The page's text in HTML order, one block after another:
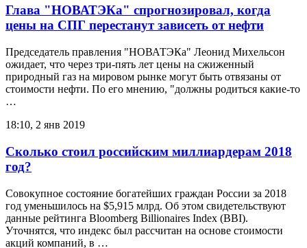
Глава "НОВАТЭКа" спрогнозировал, когда
цены на СПГ перестанут зависеть от нефти
Председатель правления "НОВАТЭКа" Леонид Михельсон
ожидает, что через три-пять лет цены на сжиженный
природный газ на мировом рынке могут быть отвязаны от
стоимости нефти. По его мнению, "должны родиться какие-то
…
18:10, 2 янв 2019
Сколько стоил российским миллиардерам 2018
год?
Совокупное состояние богатейших граждан России за 2018
год уменьшилось на $5,915 млрд. Об этом свидетельствуют
данные рейтинга Bloomberg Billionaires Index (BBI).
Уточнятся, что индекс был рассчитан на основе стоимости
акций компаний, в …